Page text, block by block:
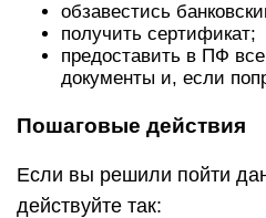
обзавестись
получить сертификат;
предоставить в ПФ
документы и, если
Пошаговые действия
Если вы решили пойти
действуйте так: